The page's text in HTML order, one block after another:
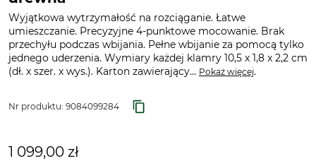
Wyjątkowa wytrzymałość na rozciąganie. Łatwe
umieszczanie. Precyzyjne 4-punktowe mocowanie. Brak
przechyłu podczas wbijania. Pełne wbijanie za pomocą tylko
jednego uderzenia. Wymiary każdej klamry 10,5 x 1,8 x 2,2 cm
(dł. x szer. x wys.). Karton zawierający... Pokaż więcej.
Nr produktu: 9084099284
1 099,00 zł